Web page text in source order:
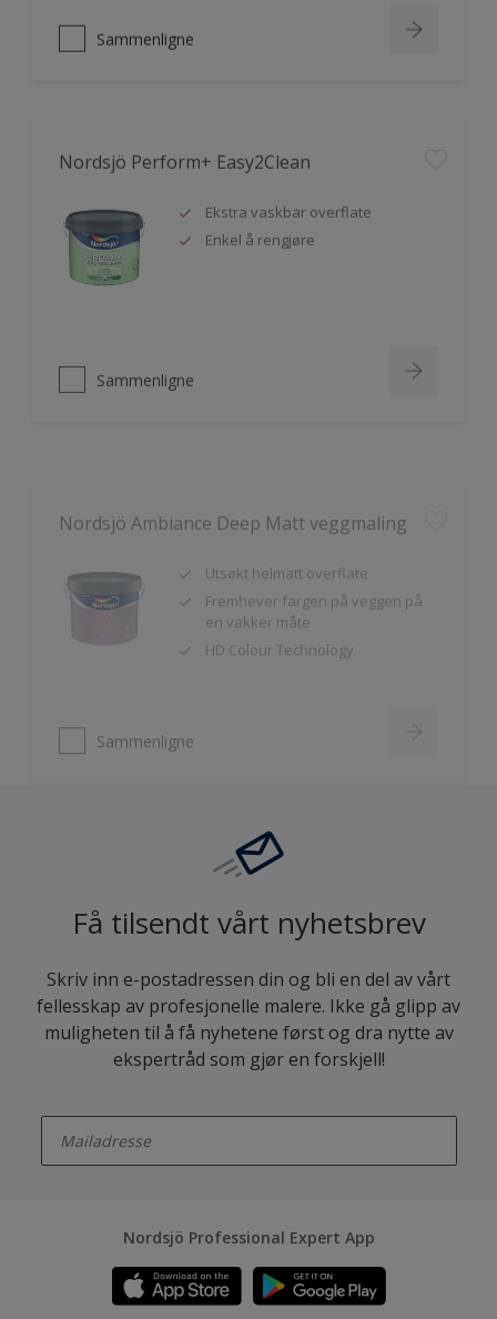
Sammenligne
Enkel å rengjøre
Utsøkt helmatt overflate
en vakker måte
HD Colour Technology
Få tilsendt vårt nyhetsbrev
Skriv inn e-postadressen din og bli en del av vårt
fellesskap av profesjonelle malere. Ikke gå glipp av
muligheten til å få nyhetene først og dra nytte av
ekspertråd som gjør en forskjell!
Nordsjö Professional Expert App